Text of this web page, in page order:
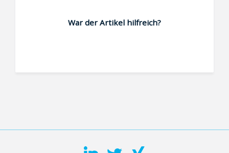
War der Artikel hilfreich?